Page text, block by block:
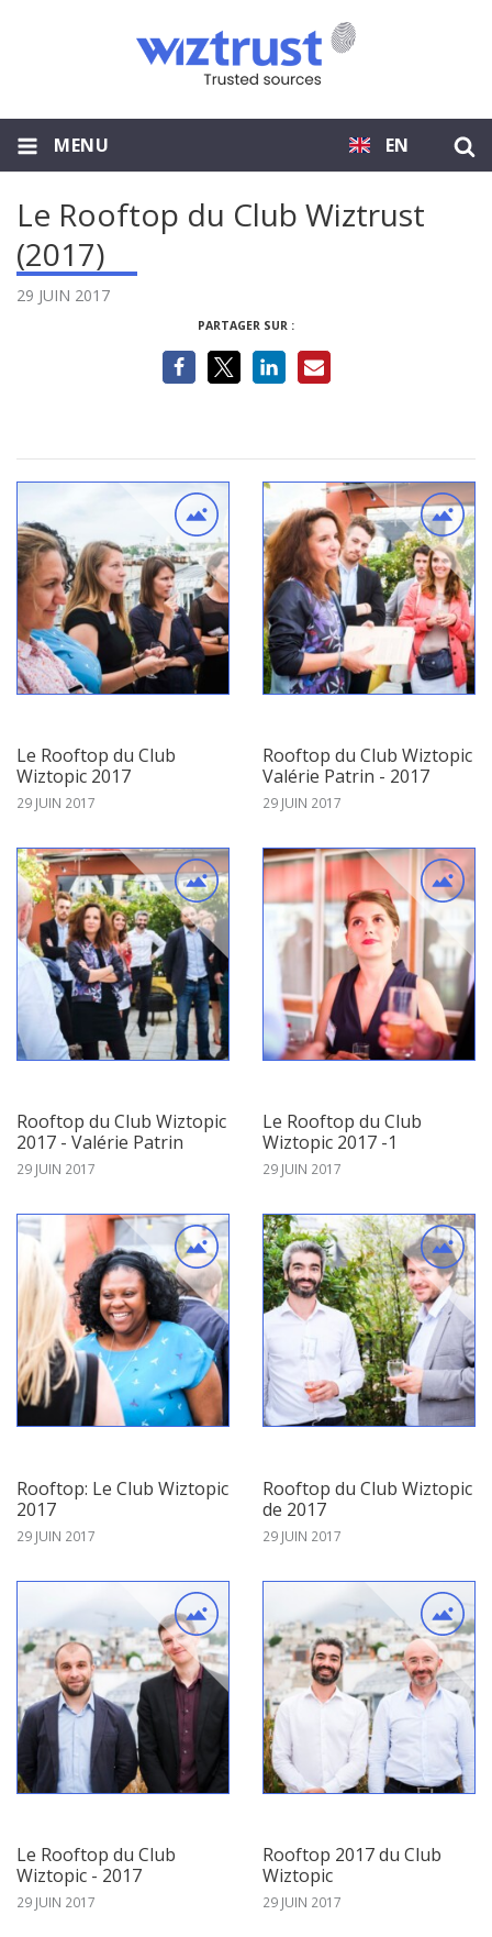
EN
MENU
Le Rooftop du Club Wiztrust
(2017)
29 JUIN 2017
PARTAGER SUR :
Le Rooftop du Club
Wiztopic 2017
29 JUIN 2017
Rooftop du Club Wiztopic
Valérie Patrin - 2017
29 JUIN 2017
Rooftop du Club Wiztopic
2017 - Valérie Patrin
29 JUIN 2017
Le Rooftop du Club
Wiztopic 2017 -1
29 JUIN 2017
Rooftop: Le Club Wiztopic
2017
29 JUIN 2017
Rooftop du Club Wiztopic
de 2017
29 JUIN 2017
Le Rooftop du Club
Wiztopic - 2017
29 JUIN 2017
Rooftop 2017 du Club
Wiztopic
29 JUIN 2017